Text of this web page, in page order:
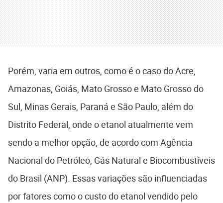
Porém, varia em outros, como é o caso do Acre,
Amazonas, Goiás, Mato Grosso e Mato Grosso do
Sul, Minas Gerais, Paraná e São Paulo, além do
Distrito Federal, onde o etanol atualmente vem
sendo a melhor opção, de acordo com Agência
Nacional do Petróleo, Gás Natural e Biocombustíveis
do Brasil (ANP). Essas variações são influenciadas
por fatores como o custo do etanol vendido pelo